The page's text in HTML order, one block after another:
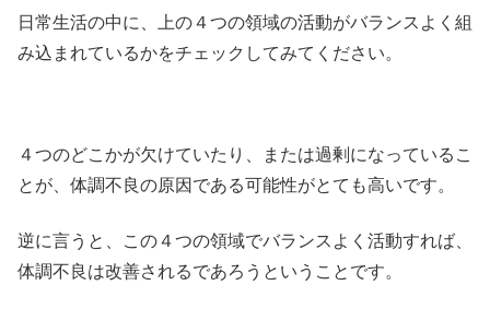
日常生活の中に、上の４つの領域の活動がバランスよく組
み込まれているかをチェックしてみてください。
４つのどこかが欠けていたり、または過剰になっているこ
とが、体調不良の原因である可能性がとても高いです。
逆に言うと、この４つの領域でバランスよく活動すれば、
体調不良は改善されるであろうということです。